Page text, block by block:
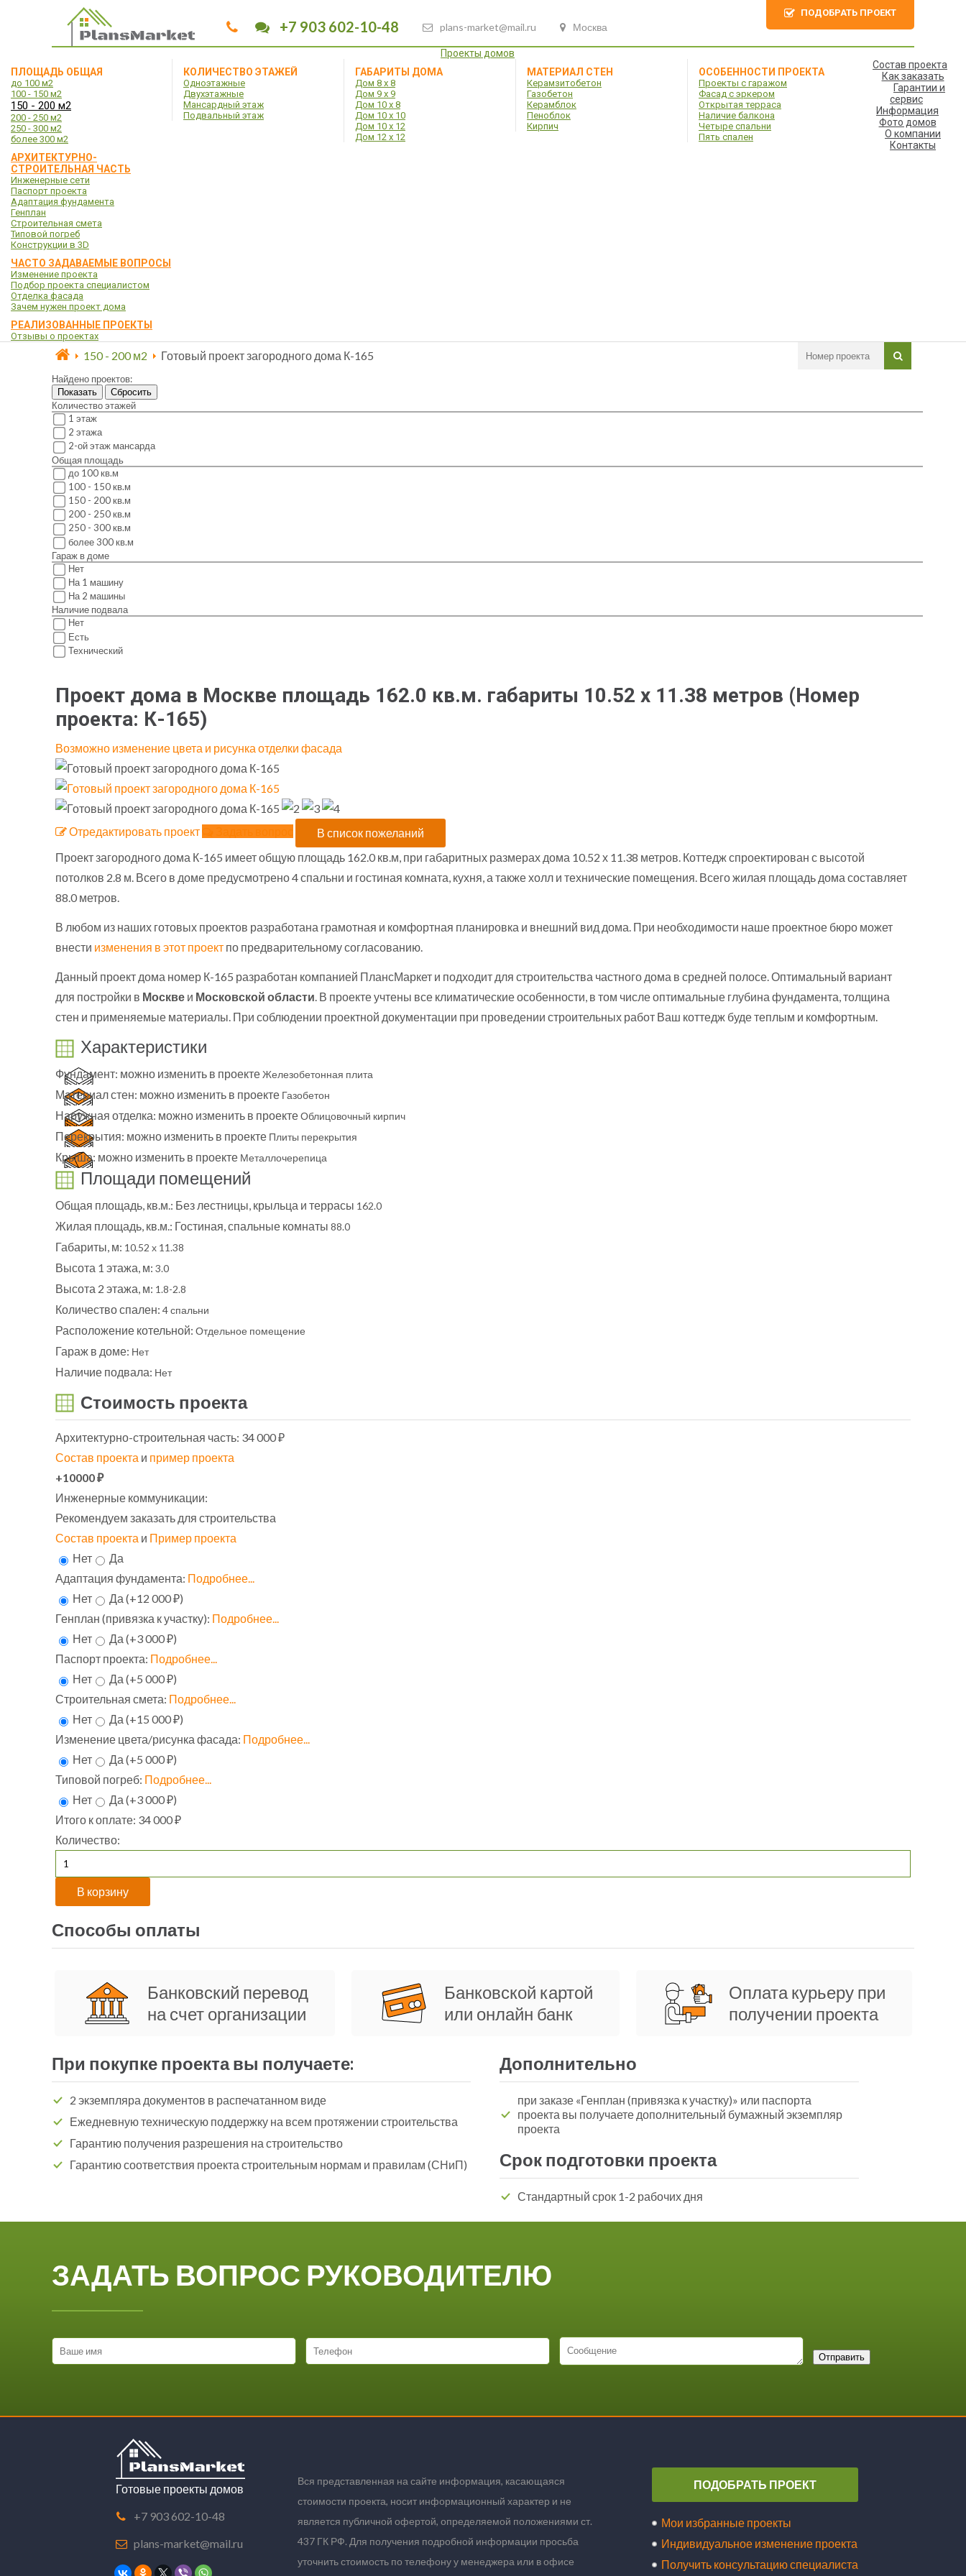
+7 903 602-10-48 plans-market@mail.ru Москва
ПОДОБРАТЬ ПРОЕКТ
Проекты домов
ПЛОЩАДЬ ОБЩАЯ
до 100 м2
100 - 150 м2
150 - 200 м2
200 - 250 м2
250 - 300 м2
более 300 м2
КОЛИЧЕСТВО ЭТАЖЕЙ
Одноэтажные
Двухэтажные
Мансардный этаж
Подвальный этаж
ГАБАРИТЫ ДОМА
Дом 8 х 8
Дом 9 х 9
Дом 10 х 8
Дом 10 х 10
Дом 10 х 12
Дом 12 х 12
МАТЕРИАЛ СТЕН
Керамзитобетон
Газобетон
Керамблок
Пеноблок
Кирпич
ОСОБЕННОСТИ ПРОЕКТА
Проекты с гаражом
Фасад с эркером
Открытая терраса
Наличие балкона
Четыре спальни
Пять спален
Состав проекта
АРХИТЕКТУРНО-
СТРОИТЕЛЬНАЯ ЧАСТЬ
Инженерные сети
Паспорт проекта
Адаптация фундамента
Генплан
Строительная смета
Типовой погреб
Конструкции в 3D
Как заказать
Гарантии и
сервис
Информация
ЧАСТО ЗАДАВАЕМЫЕ ВОПРОСЫ
Изменение проекта
Подбор проекта специалистом
Отделка фасада
Зачем нужен проект дома
Фото домов
РЕАЛИЗОВАННЫЕ ПРОЕКТЫ
Отзывы о проектах
О компании
Контакты
150 - 200 м2 Готовый проект загородного дома К-165
Найдено проектов:
Показать Сбросить
Количество этажей
1 этаж
2 этажа
2-ой этаж мансарда
Общая площадь
до 100 кв.м
100 - 150 кв.м
150 - 200 кв.м
200 - 250 кв.м
250 - 300 кв.м
более 300 кв.м
Гараж в доме
Нет
На 1 машину
На 2 машины
Наличие подвала
Нет
Есть
Технический
Проект дома в Москве площадь 162.0 кв.м. габариты 10.52 х 11.38 метров (Номер
проекта: К-165)
Возможно изменение цвета и рисунка отделки фасада
Отредактировать проект
Проект загородного дома К-165 имеет общую площадь 162.0 кв.м, при габаритных размерах дома 10.52 х 11.38 метров. Коттедж спроектирован с высотой
потолков 2.8 м. Всего в доме предусмотрено 4 спальни и гостиная комната, кухня, а также холл и технические помещения. Всего жилая площадь дома составляет
88.0 метров.
В любом из наших готовых проектов разработана грамотная и комфортная планировка и внешний вид дома. При необходимости наше проектное бюро может
внести изменения в этот проект по предварительному согласованию.
Данный проект дома номер К-165 разработан компанией ПлансМаркет и подходит для строительства частного дома в средней полосе. Оптимальный вариант
для постройки в Москве и Московской области. В проекте учтены все климатические особенности, в том числе оптимальные глубина фундамента, толщина
стен и применяемые материалы. При соблюдении проектной документации при проведении строительных работ Ваш коттедж буде теплым и комфортным.
Характеристики
Фундамент: можно изменить в проектеЖелезобетонная плита
Материал стен: можно изменить в проекте Газобетон
Наружная отделка: можно изменить в проектеОблицовочный кирпич
Перекрытия: можно изменить в проекте Плиты перекрытия
Крыша: можно изменить в проекте Металлочерепица
Площади помещений
Общая площадь, кв.м.: Без лестницы, крыльца и террасы 162.0
Жилая площадь, кв.м.: Гостиная, спальные комнаты 88.0
Габариты, м: 10.52 х 11.38
Высота 1 этажа, м: 3.0
Высота 2 этажа, м: 1.8-2.8
Количество спален: 4 спальни
Расположение котельной: Отдельное помещение
Гараж в доме: Нет
Наличие подвала: Нет
Стоимость проекта
Архитектурно-строительная часть: 34 000 ₽
Состав проекта и пример проекта
+10000 ₽
Инженерные коммуникации:
Рекомендуем заказать для строительства
Состав проекта и Пример проекта
Нет
Да
Адаптация фундамента: Подробнее...
Нет
Да (+12 000 ₽)
Генплан (привязка к участку): Подробнее...
Нет
Да (+3 000 ₽)
Паспорт проекта: Подробнее...
Нет
Да (+5 000 ₽)
Строительная смета: Подробнее...
Нет
Да (+15 000 ₽)
Изменение цвета/рисунка фасада: Подробнее...
Нет
Да (+5 000 ₽)
Типовой погреб: Подробнее...
Нет
Да (+3 000 ₽)
Итого к оплате: 34 000 ₽
Количество:
Способы оплаты
Банковский перевод
на счет организации
Банковской картой
или онлайн банк
Оплата курьеру при
получении проекта
При покупке проекта вы получаете:
2 экземпляра документов в распечатанном виде
Ежедневную техническую поддержку на всем протяжении строительства
Гарантию получения разрешения на строительство
Гарантию соответствия проекта строительным нормам и правилам (СНиП)
Дополнительно
при заказе «Генплан (привязка к участку)» или паспорта
проекта вы получаете дополнительный бумажный экземпляр
проекта
Срок подготовки проекта
Стандартный срок 1-2 рабочих дня
ЗАДАТЬ ВОПРОС РУКОВОДИТЕЛЮ
Отправить
Готовые проекты домов
+7 903 602-10-48
plans-market@mail.ru
Вся представленная на сайте информация, касающаяся
стоимости проекта, носит информационный характер и не
является публичной офертой, определяемой положениями ст.
437 ГК РФ. Для получения подробной информации просьба
уточнить стоимость по телефону у менеджера или в офисе
ПОДОБРАТЬ ПРОЕКТ
Мои избранные проекты
Индивидуальное изменение проекта
Получить консультацию специалиста